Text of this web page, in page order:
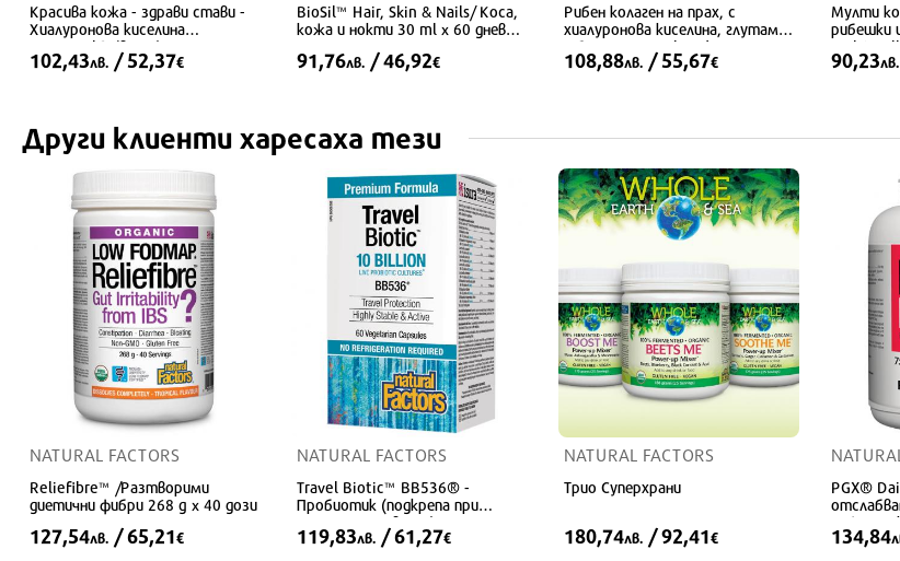
Красива кожа - здрави стави -
Хиалуронова киселина
HyAppeal® (веган), 120 mg х 60
V капсули
102,43лв. / 52,37€
BioSil™ Hair, Skin & Nails/ Коса,
кожа и нокти 30 ml x 60 дневни
91,76лв. / 46,92€
Рибен колаген на прах, с
хиалуронова киселина, глутамин
и биотин - Total Body
Collagen™, 135 g
108,88лв. / 55,67€
Mулти
рибешки
Multi
90,23лв.
Други клиенти харесаха тези
NATURAL FACTORS
Reliefibre™ /Разтворими
диетични фибри 268 g x 40 дози
127,54лв. / 65,21€
NATURAL FACTORS
Travel Biotic™ BB536® -
Пробиотик (подкрепа при
далечни пътувания), 10 млрд.
активни пробиотици, 60
119,83лв. / 61,27€
NATURAL FACTORS
Трио Суперхрани
180,74лв. / 92,41€
PGX®
софтгел
134,84